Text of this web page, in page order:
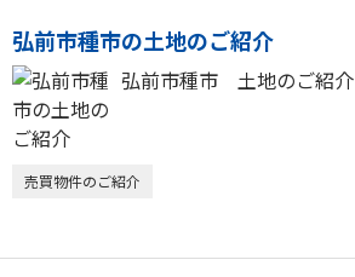
弘前市種市の土地のご紹介
弘前市種市 土地のご紹介
売買物件のご紹介